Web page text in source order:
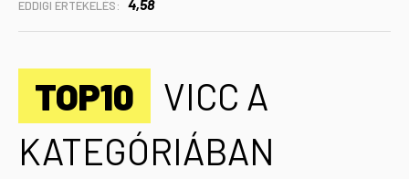
EDDIGI ÉRTÉKELÉS: 4,58
TOP10
VICC A
KATEGÓRIÁBAN